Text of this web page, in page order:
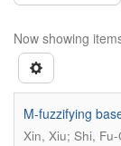
Now showing
M-fuzzifying
Xin, Xiu; Shi,